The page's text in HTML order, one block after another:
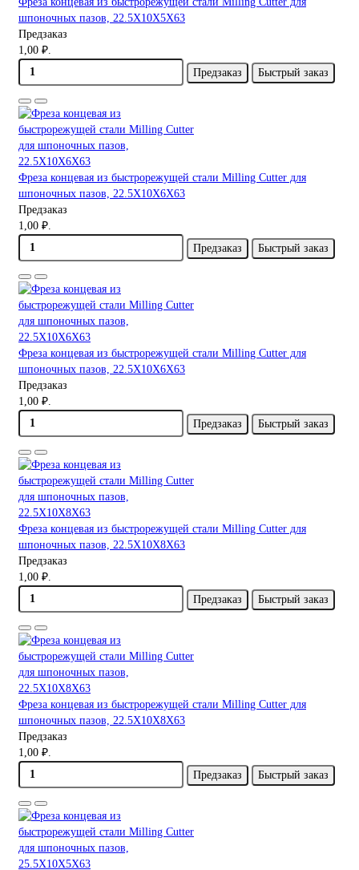
шпоночных пазов, 22.5X10X5X63
Предзаказ
1,00 ₽.
Предзаказ
Быстрый заказ
Фреза концевая из быстрорежущей стали Milling Cutter для
шпоночных пазов, 22.5X10X6X63
Предзаказ
1,00 ₽.
Предзаказ
Быстрый заказ
Фреза концевая из быстрорежущей стали Milling Cutter для
шпоночных пазов, 22.5X10X6X63
Предзаказ
1,00 ₽.
Предзаказ
Быстрый заказ
Фреза концевая из быстрорежущей стали Milling Cutter для
шпоночных пазов, 22.5X10X8X63
Предзаказ
1,00 ₽.
Предзаказ
Быстрый заказ
Фреза концевая из быстрорежущей стали Milling Cutter для
шпоночных пазов, 22.5X10X8X63
Предзаказ
1,00 ₽.
Предзаказ
Быстрый заказ